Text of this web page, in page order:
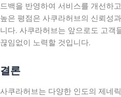
드백을 반영하여 서비스를 개선하
높은 평점은 사쿠라허브의 신뢰성
니다. 사쿠라허브는 앞으로도 고객
끊임없이 노력할 것입니다.
결론
사쿠라허브는 다양한 인도의 제네